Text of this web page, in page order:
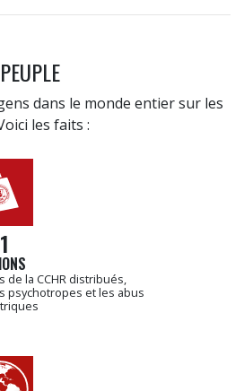
dans le monde entier sur les
les faits :
la CCHR distribués,
psychotropes et les abus